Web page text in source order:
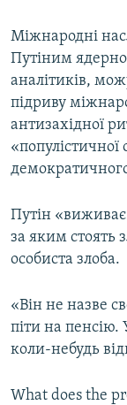
Міжнародні
Путіним
аналітиків,
підриву
антизахідної
«популістичної
демократичного
Путін
за яким стоять
особиста злоба.
«Він не назве
піти на пенсію.
коли-небудь
What does the